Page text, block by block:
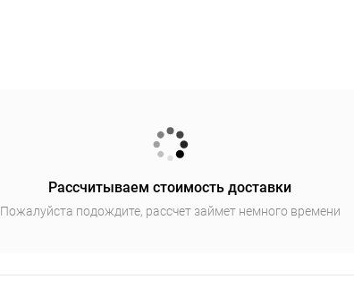
Рассчитываем стоимость доставки
Пожалуйста подождите, рассчет займет немного времени